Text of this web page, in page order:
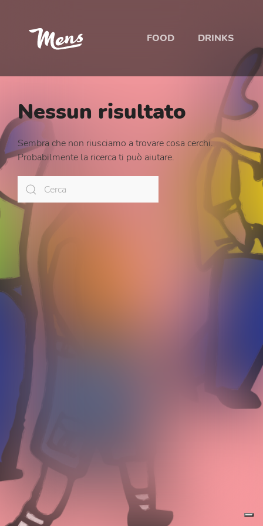
FOOD DRINKS
Nessun risultato
Sembra che non riusciamo a trovare cosa cerchi.
Probabilmente la ricerca ti può aiutare.